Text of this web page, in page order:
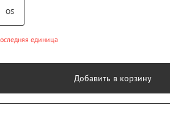
OS
единица
Добавить в корзину